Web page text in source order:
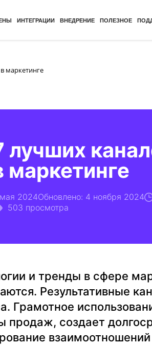
ИНТЕГРАЦИИ ВНЕДРЕНИЕ ПОЛЕЗНОЕ
маркетинге
лучших
маркетинге
2024Обновлено: 4 ноября 2024
503 просмотра
и тренды в сфере
Результативные
Грамотное
продаж, создает